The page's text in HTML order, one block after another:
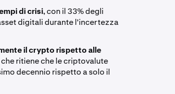
di crisi, con il 33% degli
digitali durante l'incertezza
il crypto rispetto alle
ritiene che le criptovalute
decennio rispetto a solo il